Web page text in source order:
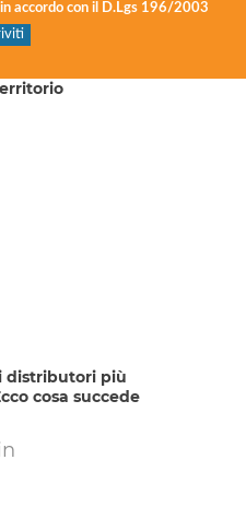
di Sicilia semestre
distributori più
cosa succede
accordo con il D.Lgs 196/2003